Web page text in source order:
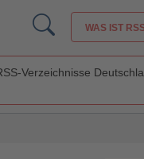
WAS IST
Verzeichnisse